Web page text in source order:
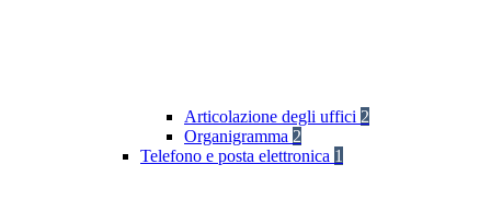
Articolazione degli uffici 2
Organigramma 2
Telefono e posta elettronica 1